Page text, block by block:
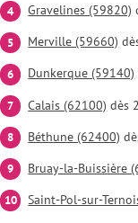
Gravelines (59820)
Merville (59660)
Dunkerque (59140)
Calais (62100) dès
Béthune (62400)
Bruay-la-Buissière
Saint-Pol-sur-